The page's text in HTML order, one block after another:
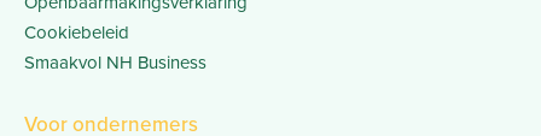
Cookiebeleid
Smaakvol NH Business
Voor ondernemers